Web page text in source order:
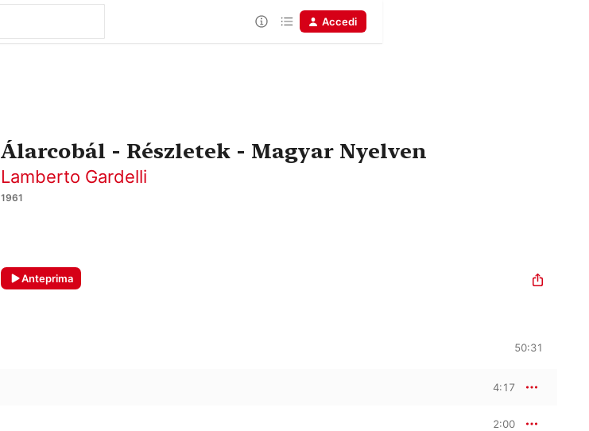
Accedi
Álarcobál - Részletek - Magyar Nyelven
Lamberto Gardelli
1961
Anteprima
50:31
4:17
2:00